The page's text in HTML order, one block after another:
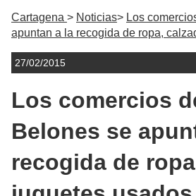
Cartagena Noticias
Los
apuntan a la recogida de ropa,
27/02/2015
Los comercios
Belones se
recogida de